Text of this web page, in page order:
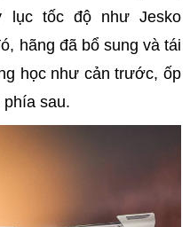
lục tốc độ như Jesko
hãng đã bổ sung và tái
học như cản trước, ốp
phía sau.